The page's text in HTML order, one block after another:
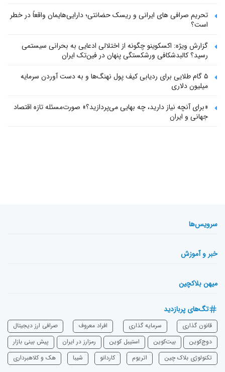
تحریم صرافی های ایرانی و ریسک حضانتی؛ دارایی‌هایمان واقعاً در خطر
است؟
گزارش ویژه: اکسکوینو چگونه از اختلالی ادعایی به بحرانی سیستمی
رسید؟ کالبدشکافی ورشکستگی پنهان در فین‌تک ایران
۵ گام طلایی برای ردیابی کیف پول‌ نهنگ‌ها و به دست آوردن سرمایه
میلیون دلاری
«برای آنچه نیاز دارید، چه بهایی می‌پردازید؟» صورت‌مسئله تازه اقتصاد
جهانی و ایران
سرویس‌ها
خبر و آموزش
میهن بلاکچین
تگ‌های پربازدید
قانون گذاری سرمایه‌ گذاری افراد معروف
صرافی ارز دیجیتال
دوج‌کوین
بیت‌کوین استیبل کوین رمزارز در ایران
پیش بینی بازار
تکنولوژی بلاک چین
اتریوم ‌کاردانو شیبا هک و کلاهبرداری